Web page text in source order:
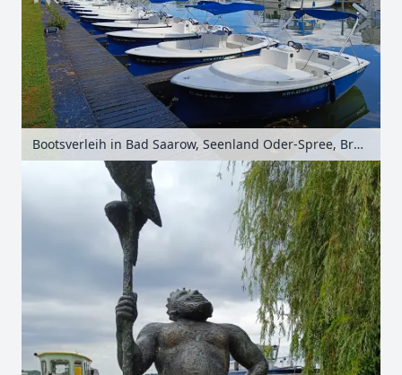
Bootsverleih in Bad Saarow, Seenland Oder-Spree, Brandenburg, Deutschland